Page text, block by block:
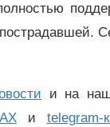
и на
и telegram-